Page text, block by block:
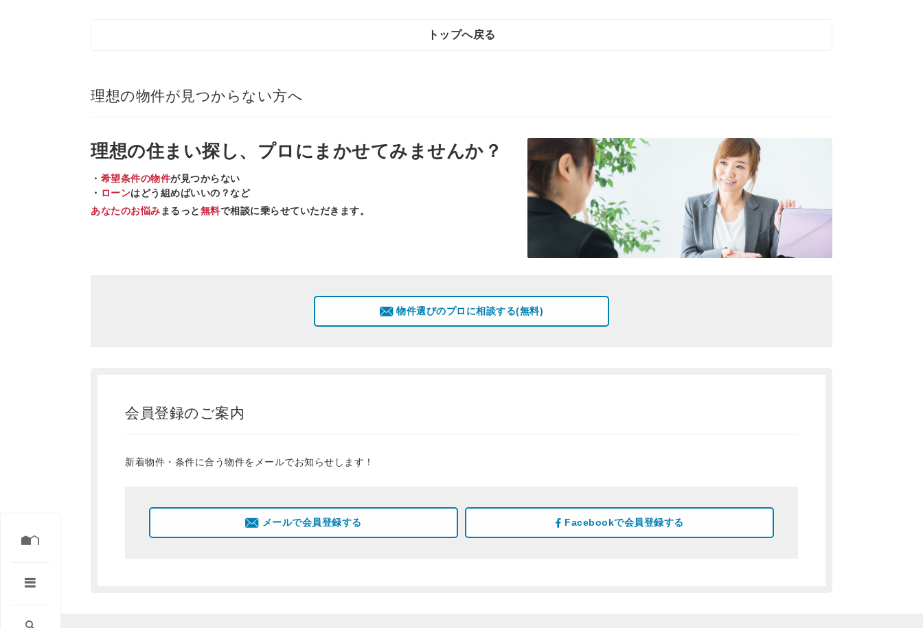
トップへ戻る
理想の物件が見つからない方へ
理想の住まい探し、 プロ にまかせてみませんか？
・ 希望条件の物件が見つからない
・ ローンはどう組めばいいの？など
あなたのお悩み まるっと無料で相談に乗らせていただきます。
物件選びのプロに相談する(無料)
会員登録のご案内
新着物件・条件に合う物件をメールでお知らせします！
メールで会員登録する Facebookで会員登録する